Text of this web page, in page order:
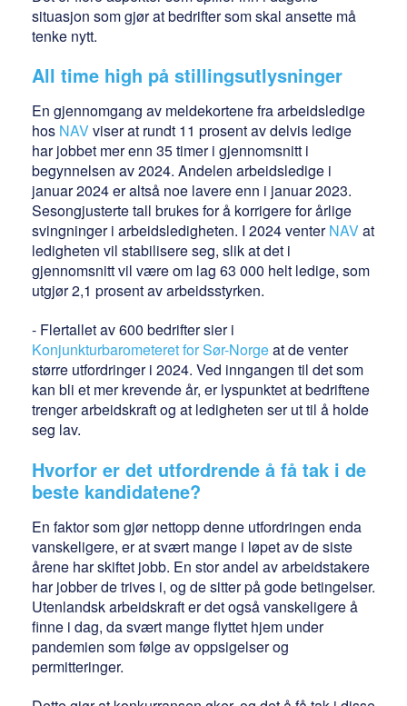
situasjon som gjør at bedrifter som skal ansette må
tenke nytt.
All time high på stillingsutlysninger
En gjennomgang av meldekortene fra arbeidsledige
hos NAVviser at rundt 11 prosent av delvis ledige
har jobbet mer enn 35 timer i gjennomsnitt i
begynnelsen av 2024. Andelen arbeidsledige i
januar 2024 er altså noe lavere enn i januar 2023.
Sesongjusterte tall brukes for å korrigere for årlige
svingninger i arbeidsledigheten. I 2024 venterNAVat
ledigheten vil stabilisere seg, slik at det i
gjennomsnitt vil være om lag 63 000 helt ledige, som
utgjør 2,1 prosent av arbeidsstyrken.
- Flertallet av 600 bedrifter sier i
Konjunkturbarometeret for Sør-Norgeat de venter
større utfordringer i 2024. Ved inngangen til det som
kan bli et mer krevende år, er lyspunktet at bedriftene
trenger arbeidskraft og at ledigheten ser ut til å holde
seg lav.
Hvorfor er det utfordrende å få tak i de
beste kandidatene?
En faktor som gjør nettopp denne utfordringen enda
vanskeligere, er at svært mange i løpet av de siste
årene har skiftet jobb. En stor andel av arbeidstakere
har jobber de trives i, og de sitter på gode betingelser.
Utenlandsk arbeidskraft er det også vanskeligere å
finne i dag, da svært mange flyttet hjem under
pandemien som følge av oppsigelser og
permitteringer.